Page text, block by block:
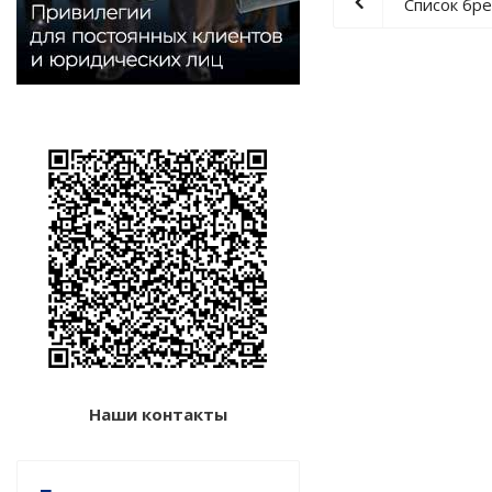
Список
Наши контакты